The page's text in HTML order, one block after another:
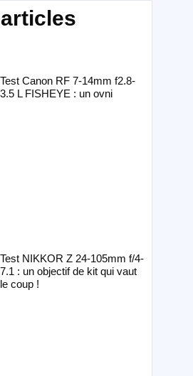
Test Canon RF 7-14mm f2.8-
3.5 L FISHEYE : un ovni
Test NIKKOR Z 24-105mm f/4-
7.1 : un objectif de kit qui vaut
le coup !